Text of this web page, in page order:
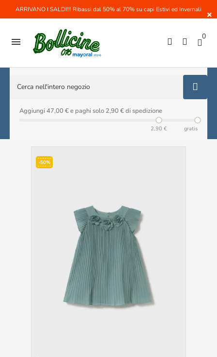
×
ARRIVANO I SALDI!!! Ribassi dal 50% al 70% su capi Estivi ed Invernali
 0
Aggiungi 47,00 € e paghi solo 2,90 € di spedizione
2,90 € gratis
-50%